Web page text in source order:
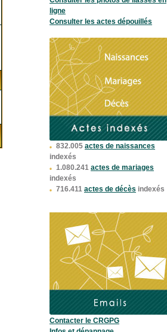
ligne
Consulter les actes dépouillés
832.005 actes de naissances
indexés
1.080.241 actes de mariages
indexés
716.411 actes de décès indexés
Contacter le CRGPG